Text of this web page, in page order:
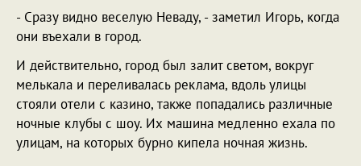
- Сразу видно веселую Неваду, - заметил Игорь, когда
они въехали в город.
И действительно, город был залит светом, вокруг
мелькала и переливалась реклама, вдоль улицы
стояли отели с казино, также попадались различные
ночные клубы с шоу. Их машина медленно ехала по
улицам, на которых бурно кипела ночная жизнь.